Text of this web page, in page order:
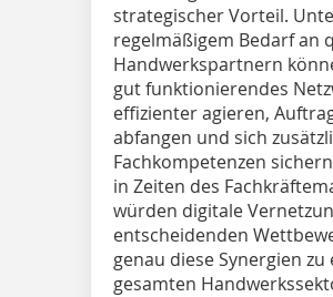
strategischer Vorteil.
regelmäßigem Bedarf an
Handwerkspartnern
gut funktionierendes
effizienter agieren,
abfangen und sich
Fachkompetenzen
in Zeiten des
würden digitale
entscheidenden
genau diese Synergien
gesamten